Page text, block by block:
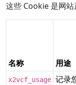
这些 Cookie 是网站
名称 用途
x2vcf_usage 记录